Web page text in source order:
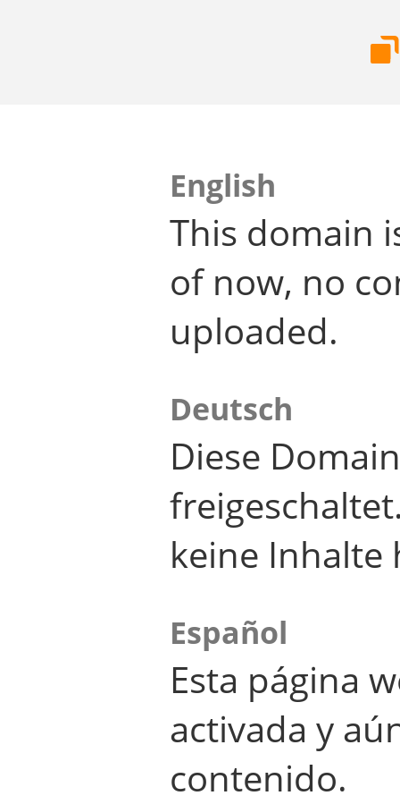
English
This domain
of now, no
uploaded.
Deutsch
Diese
keine Inhalte
Español
Esta página
activada y
contenido.